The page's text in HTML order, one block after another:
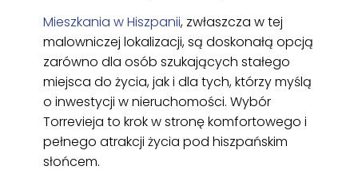
Mieszkania w Hiszpanii, zwłaszcza w tej
malowniczej lokalizacji, są doskonałą opcją
zarówno dla osób szukających stałego
miejsca do życia, jak i dla tych, którzy myślą
o inwestycji w nieruchomości. Wybór
Torrevieja to krok w stronę komfortowego i
pełnego atrakcji życia pod hiszpańskim
słońcem.